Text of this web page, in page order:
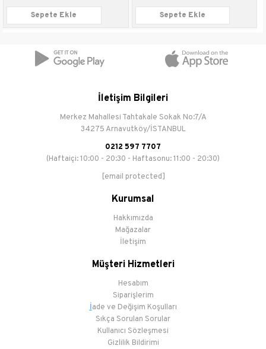
Bağlama Şekli Fermuarlı
Sepete Ekle Sepete Ekle
İletişim Bilgileri
Merkez Mahallesi Tahtakale Sokak No:7/A
34275 Arnavutköy/İSTANBUL
0212 597 7707
(Haftaiçi: 10:00 - 20:30 - Haftasonu: 11:00 - 20:30)
[email protected]
Kurumsal
Hakkımızda
Mağazalar
İletişim
Müşteri Hizmetleri
Hesabım
Siparişlerim
İade ve Değişim Koşulları
Sıkça Sorulan Sorular
Kullanıcı Sözleşmesi
Gizlilik Bildirimi